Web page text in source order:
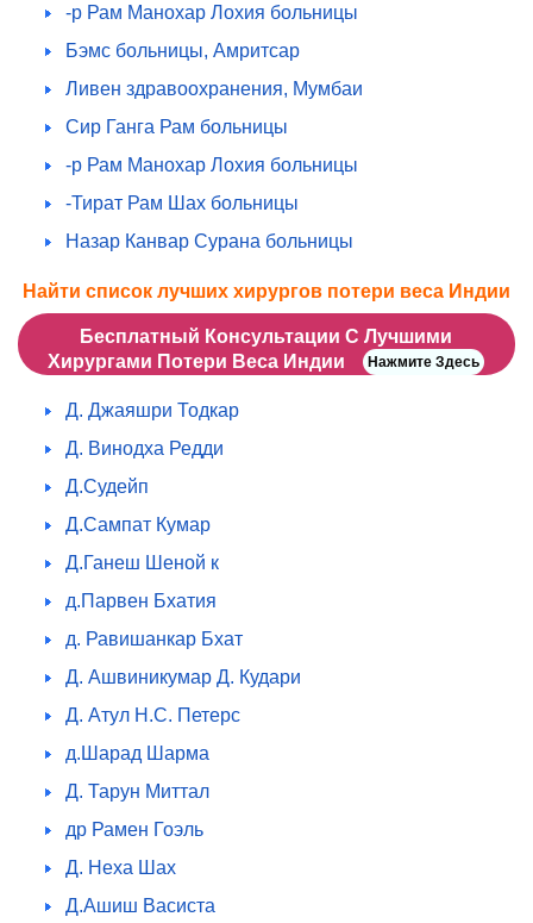
-р Рам Манохар Лохия больницы
Бэмс больницы, Амритсар
Ливен здравоохранения, Мумбаи
Сир Ганга Рам больницы
-р Рам Манохар Лохия больницы
-Тират Рам Шах больницы
Назар Канвар Сурана больницы
Найти список лучших хирургов потери веса Индии
Бесплатный Консультации С Лучшими
Хирургами Потери Веса Индии
Нажмите Здесь
Д. Джаяшри Тодкар
Д. Винодха Редди
Д.Судейп
Д.Сампат Кумар
Д.Ганеш Шеной к
д.Парвен Бхатия
д. Равишанкар Бхат
Д. Ашвиникумар Д. Кудари
Д. Атул Н.C. Петерс
д.Шарад Шарма
Д. Тарун Миттал
др Рамен Гоэль
Д. Неха Шах
Д.Ашиш Васиста